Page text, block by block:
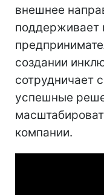
внешнее
поддерживает
создании
сотрудничает
успешные
компании.